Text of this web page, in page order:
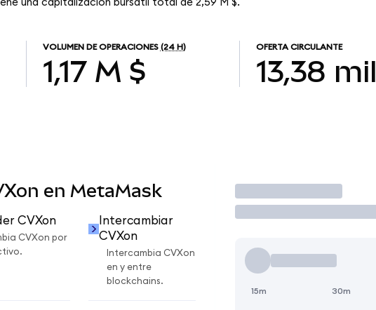
una capitalización bursátil total de 2,59 M $.
VOLUMEN DE OPERACIONES (24 H)
1,17 M $
OFERTA CIRCULANTE
13,38 mil
en MetaMask
CVXon
CVXon por
Intercambiar
CVXon
Intercambia CVXon
en y entre
blockchains.
Operar
15m 30m